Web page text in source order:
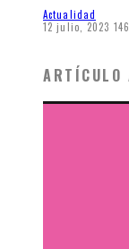
Actualidad
12 julio, 2023 146
ARTÍCULO